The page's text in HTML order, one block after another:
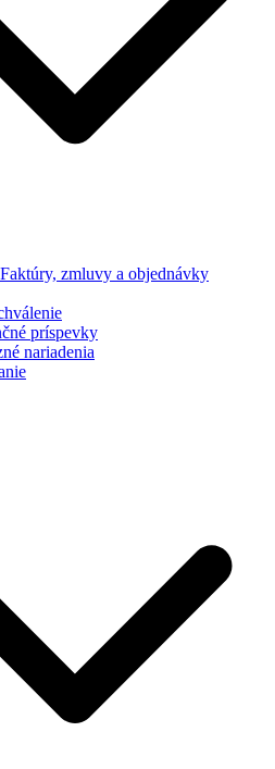
zmluvy a objednávky
príspevky
nariadenia